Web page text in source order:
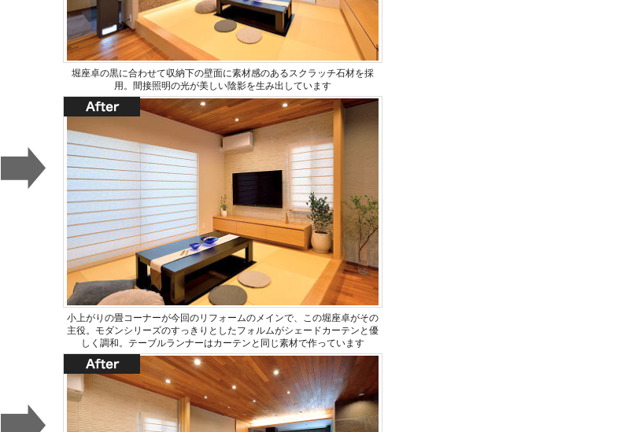
堀座卓の黒に合わせて収納下の壁面に素材感のあるスクラッチ石材を採
用。間接照明の光が美しい陰影を生み出しています
小上がりの畳コーナーが今回のリフォームのメインで、この堀座卓がその
主役。モダンシリーズのすっきりとしたフォルムがシェードカーテンと優
しく調和。テーブルランナーはカーテンと同じ素材で作っています